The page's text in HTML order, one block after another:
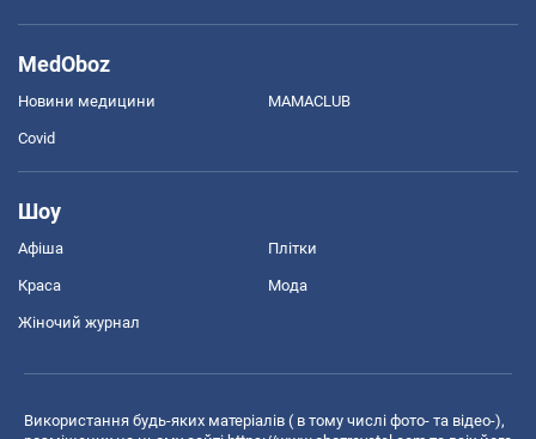
MedOboz
Новини медицини MAMACLUB
Covid
Шоу
Афіша Плітки
Краса Мода
Жіночий журнал
Використання будь-яких матеріалів ( в тому числі фото- та відео-),